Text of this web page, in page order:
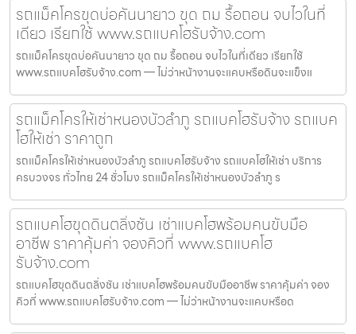
รถแม็คโครขุดบ่อคันนายาว ขุด ถม รื้อถอน จบไวในที่
เดียว เรียกใช้ www.รถแบคโฮรับจ้าง.com
รถแม็คโครขุดบ่อคันนายาว ขุด ถม รื้อถอน จบไวในที่เดียว เรียกใช้
www.รถแบคโฮรับจ้าง.com — ไม่ว่าหน้างานจะแคบหรือดินจะแข็งแ
รถแม็คโครให้เช่าหนองบัวลำภู รถแบคโฮรับจ้าง รถแบค
โฮให้เช่า ราคาถูก
รถแม็คโครให้เช่าหนองบัวลำภู รถแบคโฮรับจ้าง รถแบคโฮให้เช่า บริการ
ครบวงจร ทั่วไทย 24 ชั่วโมง รถแม็คโครให้เช่าหนองบัวลำภู ร
รถแบคโฮขุดดินตลิ่งชัน เช่าแบคโฮพร้อมคนขับมือ
อาชีพ ราคาคุ้มค่า จองคิวที่ www.รถแบคโฮ
รับจ้าง.com
รถแบคโฮขุดดินตลิ่งชัน เช่าแบคโฮพร้อมคนขับมืออาชีพ ราคาคุ้มค่า จอง
คิวที่ www.รถแบคโฮรับจ้าง.com — ไม่ว่าหน้างานจะแคบหรือด